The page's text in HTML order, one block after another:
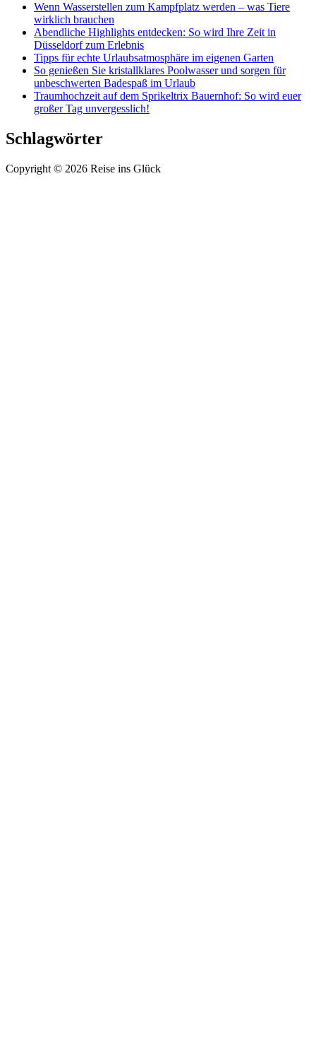
Wenn Wasserstellen zum Kampfplatz werden – was Tiere
wirklich brauchen
Abendliche Highlights entdecken: So wird Ihre Zeit in
Düsseldorf zum Erlebnis
Tipps für echte Urlaubsatmosphäre im eigenen Garten
So genießen Sie kristallklares Poolwasser und sorgen für
unbeschwerten Badespaß im Urlaub
Traumhochzeit auf dem Sprikeltrix Bauernhof: So wird euer
großer Tag unvergesslich!
Schlagwörter
Copyright © 2026 Reise ins Glück